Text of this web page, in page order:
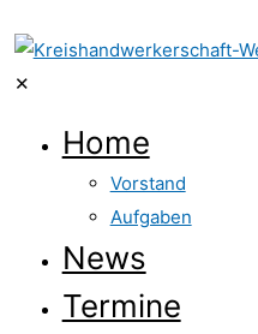
✕
Home
Vorstand
Aufgaben
News
Termine